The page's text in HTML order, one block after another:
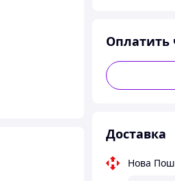
Оплатить
Доставка
Нова